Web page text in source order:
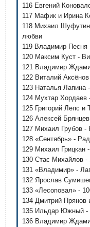
116 Евгений
117 Мафик и Ирина
118 Михаил
любви
119 Владимир Песня
120 Максим Куст -
121 Владимир
122 Виталий
123 Наталья Лапина
124 Мухтар Хордаев
125 Григорий Лепс и
126 Алексей
127 Михаил Грубов -
128 «Сентябрь» -
129 Михаил Грицкан
130 Стас Михайлов -
131 «Владимир» -
132 Ярослав
133 «Лесоповал» -
134 Дмитрий
135 Ильдар Южный -
136 Владимир